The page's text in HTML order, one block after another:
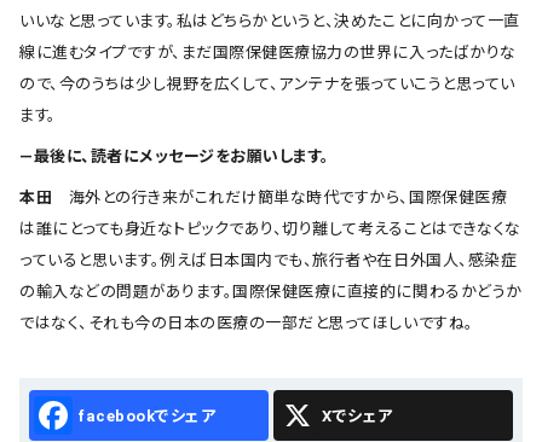
いいなと思っています。私はどちらかというと、決めたことに向かって一直
線に進むタイプですが、まだ国際保健医療協力の世界に入ったばかりな
ので、今のうちは少し視野を広くして、アンテナを張っていこうと思ってい
ます。
―最後に、読者にメッセージをお願いします。
本田
海外との行き来がこれだけ簡単な時代ですから、国際保健医療
は誰にとっても身近なトピックであり、切り離して考えることはできなくな
っていると思います。例えば日本国内でも、旅行者や在日外国人、感染症
の輸入などの問題があります。国際保健医療に直接的に関わるかどうか
ではなく、それも今の日本の医療の一部だと思ってほしいですね。
Facebook X